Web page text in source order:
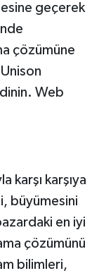
geçerek
çözümüne
Web
karşı karşıya
büyümesini
en iyi
çözümünü
bilimleri,